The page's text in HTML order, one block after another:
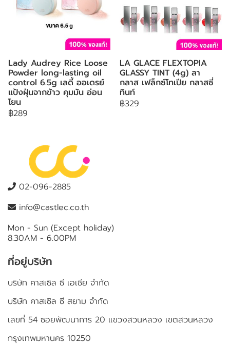
Lady Audrey Rice Loose
Powder long-lasting oil
control 6.5g เลดี้ ออเดรย์
แป้งฝุ่นจากข้าว คุมมัน อ่อน
โยน
฿289
LA GLACE FLEXTOPIA
GLASSY TINT (4g) ลา
กลาส เฟล็กซ์โทเปีย กลาสซี่
ทินท์
฿329
02-096-2885
info@castlec.co.th
Mon - Sun (Except holiday)
8.30AM - 6.00PM
ที่อยู่บริษัท
บริษัท คาสเซิล ซี เอเชีย จำกัด
บริษัท คาสเซิล ซี สยาม จำกัด
เลขที่ 54 ซอยพัฒนาการ 20 แขวงสวนหลวง เขตสวนหลวง
กรุงเทพมหานคร 10250